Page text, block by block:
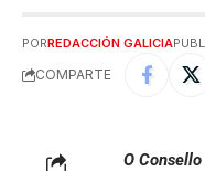
PORREDACCIÓN GALICIA
COMPARTE
O